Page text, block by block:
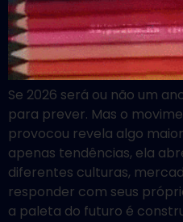
Se 2026 será ou não um
para prever. Mas o
provocou revela algo
apenas tendências, ela
diferentes culturas,
responder com seus
a paleta do futuro é